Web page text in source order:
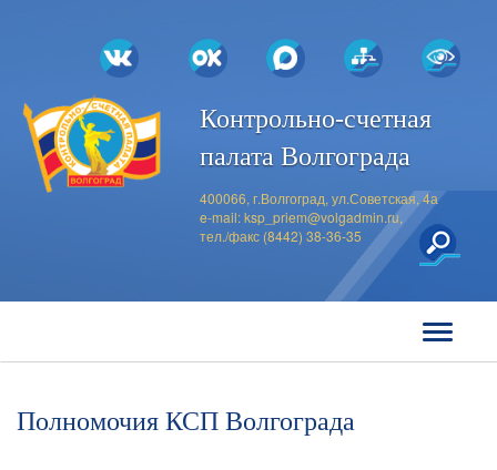
Контрольно-счетная
палата Волгограда
400066, г.Волгоград, ул.Советская, 4а
e-mail:ksp_priem@volgadmin.ru,
тел./факс (8442) 38-36-35
Полномочия КСП Волгограда